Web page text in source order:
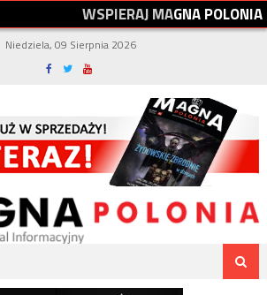
WSPIERAJMAGNAPOLONIA
Niedziela, 09 Sierpnia 2026